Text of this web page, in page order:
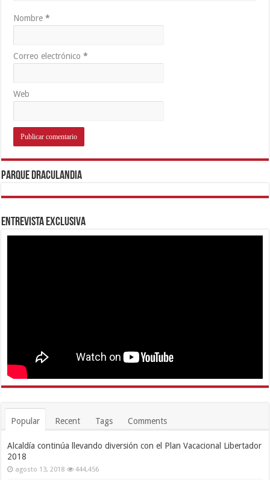
Nombre*
Correo electrónico*
Web
Parque Draculandia
Entrevista Exclusiva
Popular Recent Tags Comments
Alcaldía continúa llevando diversión con el Plan Vacacional Libertador
2018
agosto 13, 2018 444,456